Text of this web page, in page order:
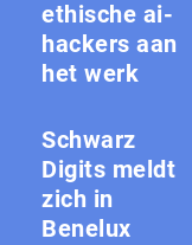
ethische ai-
hackers aan
het werk
Schwarz
Digits meldt
zich in
Benelux